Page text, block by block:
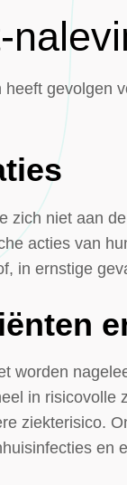
gevolgen
zich niet aan
acties van
in ernstige
worden
in
ziekterisico.